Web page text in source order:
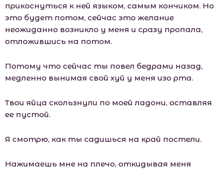
прикоснуться к ней языком, самым кончиком. Но
это будет потом, сейчас это желание
неожиданно возникло у меня и сразу пропала,
отложившись на потом.
Потому что сейчас ты повел бедрами назад,
медленно вынимая свой хуй у меня изо рта.
Твои яйца скользнули по моей ладони, оставляя
ее пустой.
Я смотрю, как ты садишься на край постели.
Нажимаешь мне на плечо, откидывая меня